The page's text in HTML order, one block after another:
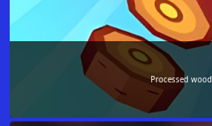
Processed wood